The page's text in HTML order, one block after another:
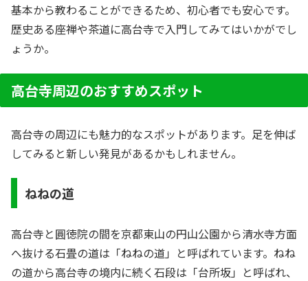
基本から教わることができるため、初心者でも安心です。
歴史ある座禅や茶道に高台寺で入門してみてはいかがでし
ょうか。
高台寺周辺のおすすめスポット
高台寺の周辺にも魅力的なスポットがあります。足を伸ば
してみると新しい発見があるかもしれません。
ねねの道
高台寺と圓徳院の間を京都東山の円山公園から清水寺方面
へ抜ける石畳の道は「ねねの道」と呼ばれています。ねね
の道から高台寺の境内に続く石段は「台所坂」と呼ばれ、